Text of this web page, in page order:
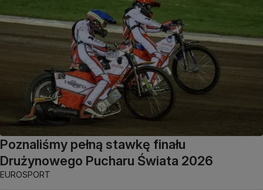
Poznaliśmy pełną stawkę finału
Drużynowego Pucharu Świata 2026
EUROSPORT